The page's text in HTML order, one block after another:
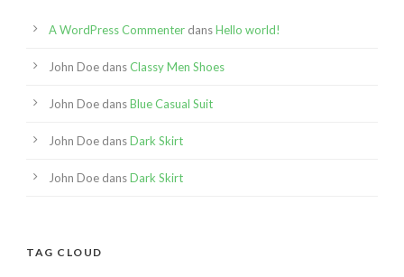
A WordPress Commenter dansHello world!
John Doe dansClassy Men Shoes
John Doe dansBlue Casual Suit
John Doe dansDark Skirt
John Doe dansDark Skirt
TAG CLOUD